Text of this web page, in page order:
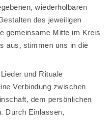
wiederholbaren
des jeweiligen
gemeinsame Mitte im Kreis
aus, stimmen uns in die
und Rituale
Verbindung zwischen
dem persönlichen
Durch Einlassen,